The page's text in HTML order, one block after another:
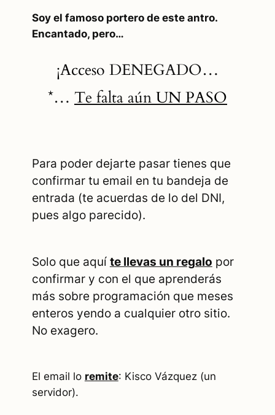
Soy el famoso portero de este antro.
Encantado, pero…
¡Acceso DENEGADO…
*… Te falta aún UN PASO
Para poder dejarte pasar tienes que
confirmar tu email en tu bandeja de
entrada (te acuerdas de lo del DNI,
pues algo parecido).
Solo que aquí te llevas un regalo por
confirmar y con el que aprenderás
más sobre programación que meses
enteros yendo a cualquier otro sitio.
No exagero.
El email lo remite: Kisco Vázquez (un
servidor).